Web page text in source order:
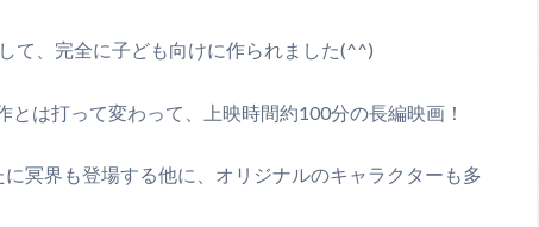
て、完全に子ども向けに作られました(^^)
は打って変わって、上映時間約100分の長編映画！
冥界も登場する他に、オリジナルのキャラクターも多